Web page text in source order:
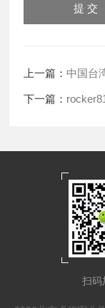
上一篇：中国台
下一篇：
扫码